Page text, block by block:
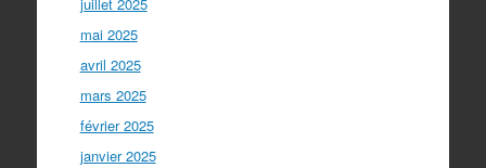
mai 2025
avril 2025
mars 2025
février 2025
janvier 2025